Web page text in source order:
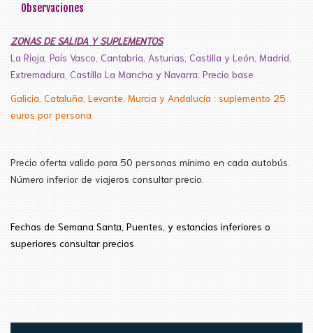
Observaciones
ZONAS DE SALIDA Y SUPLEMENTOS
La Rioja, País Vasco, Cantabria, Asturias, Castilla y León, Madrid,
Extremadura, Castilla La Mancha y Navarra: Precio base
Galicia, Cataluña, Levante, Murcia y Andalucía : suplemento 25
euros por persona
Precio oferta valido para 50 personas mínimo en cada autobús.
Número inferior de viajeros consultar precio.
Fechas de Semana Santa , Puentes, y estancias inferiores o
superiores consultar precios